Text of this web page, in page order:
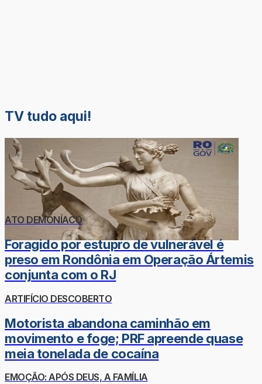
TV tudo aqui!
ATO DEMONÍACO
Foragido por estupro de vulnerável é
preso em Rondônia em Operação Ártemis
conjunta com o RJ
ARTIFÍCIO DESCOBERTO
Motorista abandona caminhão em
movimento e foge; PRF apreende quase
meia tonelada de cocaína
EMOÇÃO: APÓS DEUS, A FAMÍLIA